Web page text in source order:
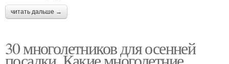
читать дальше →
30 многолетников для осенней